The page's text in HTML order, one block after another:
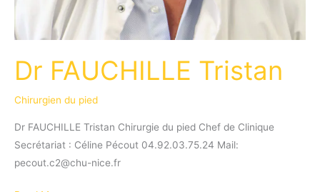
Dr FAUCHILLE Tristan
Chirurgien du pied
Dr FAUCHILLE Tristan Chirurgie du pied Chef de Clinique
Secrétariat : Céline Pécout 04.92.03.75.24 Mail:
pecout.c2@chu-nice.fr